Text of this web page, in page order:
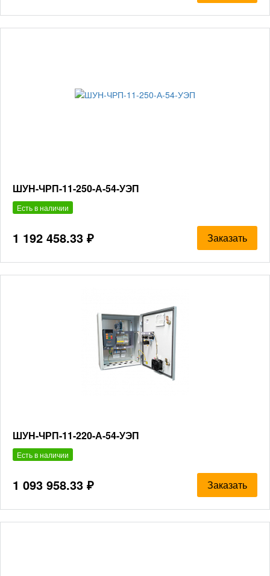
ШУН-ЧРП-11-250-А-54-УЭП
Есть в наличии
1 192 458.33 ₽ Заказать
ШУН-ЧРП-11-220-А-54-УЭП
Есть в наличии
1 093 958.33 ₽ Заказать